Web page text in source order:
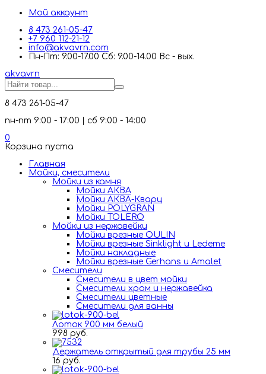
Мой аккаунт
8 473 261-05-47
+7 960 112-21-12
info@akvavrn.com
Пн-Пт: 9.00-17.00 Сб: 9.00-14.00 Вс - вых.
akvavrn
8 473 261-05-47
пн-пт 9:00 - 17:00 | сб 9:00 - 14:00
0
Корзина пуста
Главная
Мойки, смесители
Mойки из камня
Мойки АКВА
Мойки АКВА-Кварц
Мойки POLYGRAN
Мойки TOLERO
Мойки из нержавейки
Мойки врезные OULIN
Мойки врезные Sinklight и Ledeme
Мойки накладные
Мойки врезные Gerhans и Amalet
Смесители
Смесители в цвет мойки
Смесители хром и нержавейка
Смесители цветные
Смесители для ванны
Лоток 900 мм белый
998 руб.
Держатель открытый для трубы 25 мм
16 руб.